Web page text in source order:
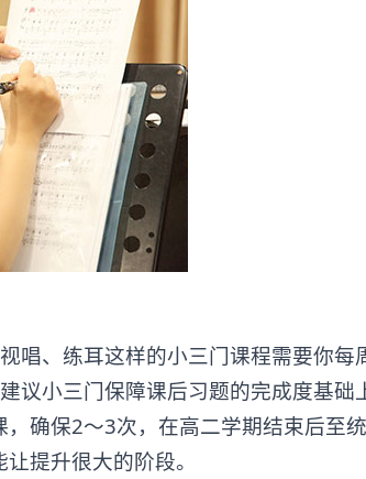
、练耳这样的小三门课程需要你每
议小三门保障课后习题的完成度基础
确保2～3次，在高二学期结束后至
提升很大的阶段。